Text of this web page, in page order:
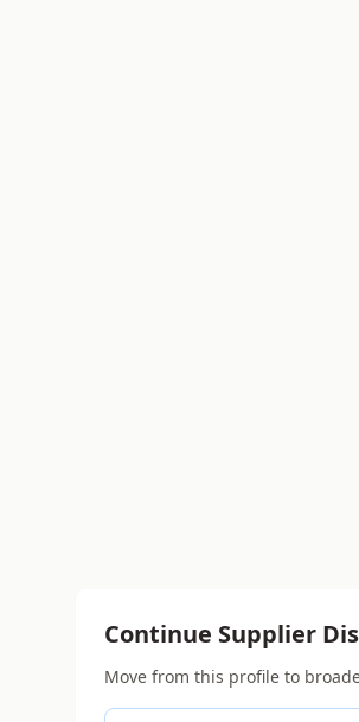
Continue Supplier
Move from this profile to